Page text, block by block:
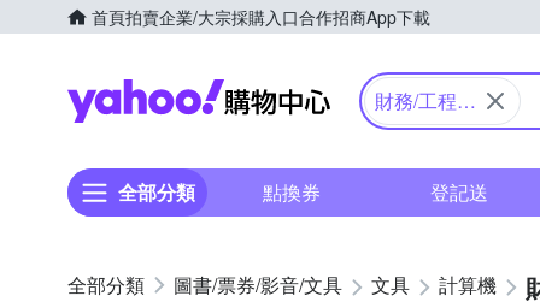
首頁拍賣企業/大宗採購入口合作招商App下載
Yahoo購物中心
財務/工程/
全部分類
點換券 登記送
圖書/票券/影音/文具 文具 計算機